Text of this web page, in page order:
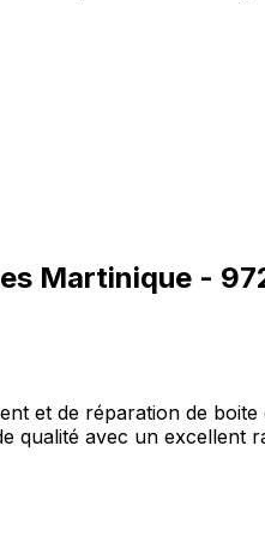
Martinique -
et de réparation de
qualité avec un excellent